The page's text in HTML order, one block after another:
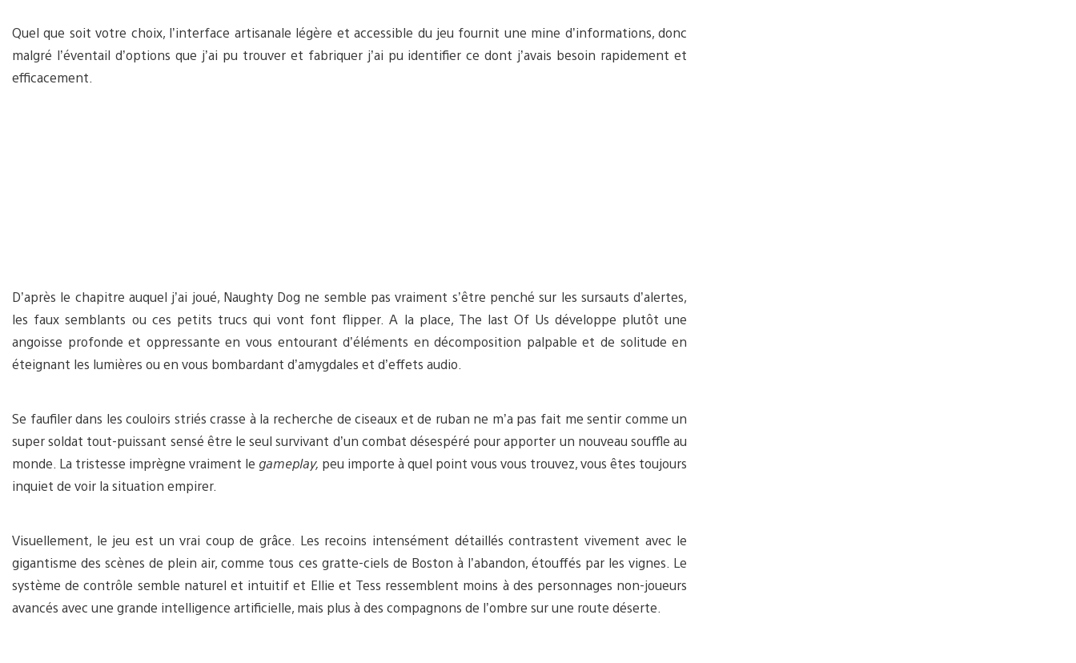
Quel que soit votre choix, l’interface artisanale légère et accessible du jeu fournit une mine d’informations, donc
malgré l’éventail d’options que j’ai pu trouver et fabriquer j’ai pu identifier ce dont j’avais besoin rapidement et
efficacement.
D’après le chapitre auquel j’ai joué, Naughty Dog ne semble pas vraiment s’être penché sur les sursauts d’alertes,
les faux semblants ou ces petits trucs qui vont font flipper. A la place, The last Of Us développe plutôt une
angoisse profonde et oppressante en vous entourant d’éléments en décomposition palpable et de solitude en
éteignant les lumières ou en vous bombardant d’amygdales et d’effets audio.
Se faufiler dans les couloirs striés crasse à la recherche de ciseaux et de ruban ne m’a pas fait me sentir comme un
super soldat tout-puissant sensé être le seul survivant d’un combat désespéré pour apporter un nouveau souffle au
monde. La tristesse imprègne vraiment le gameplay, peu importe à quel point vous vous trouvez, vous êtes toujours
inquiet de voir la situation empirer.
Visuellement, le jeu est un vrai coup de grâce. Les recoins intensément détaillés contrastent vivement avec le
gigantisme des scènes de plein air, comme tous ces gratte-ciels de Boston à l’abandon, étouffés par les vignes. Le
système de contrôle semble naturel et intuitif et Ellie et Tess ressemblent moins à des personnages non-joueurs
avancés avec une grande intelligence artificielle, mais plus à des compagnons de l’ombre sur une route déserte.